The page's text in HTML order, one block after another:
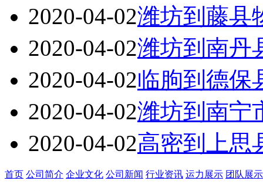
2020-04-02潍坊到藤县
2020-04-02潍坊到南丹
2020-04-02临朐到德保
2020-04-02潍坊到南宁
2020-04-02高密到上思
首页 公司简介 企业文化 公司新闻 行业资讯 运力展示 团队展示